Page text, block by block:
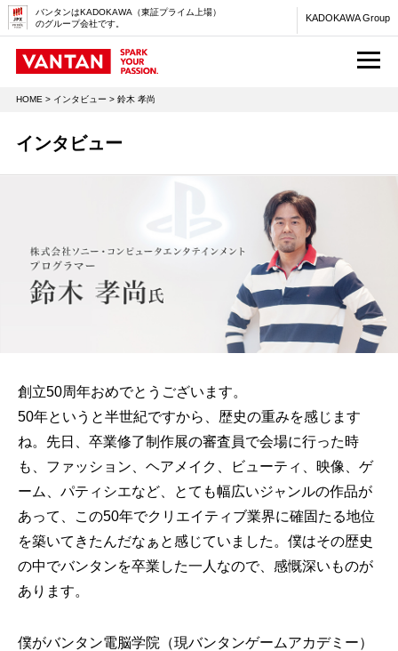
バンタンはKADOKAWA（東証プライム上場）
のグループ会社です。
KADOKAWA Group
HOME > インタビュー > 鈴木 孝尚
インタビュー
創立50周年おめでとうございます。
50年というと半世紀ですから、歴史の重みを感じます
ね。先日、卒業修了制作展の審査員で会場に行った時
も、ファッション、ヘアメイク、ビューティ、映像、ゲ
ーム、パティシエなど、とても幅広いジャ ンルの作品が
あって、この50年でクリエイティブ業界に確固たる地位
を築いてきたんだなぁと感じていました。僕はその歴史
の中でバンタンを卒業した一人なので、感慨深いものが
あります。
僕がバンタン電脳学院（現バンタンゲームアカデミー）